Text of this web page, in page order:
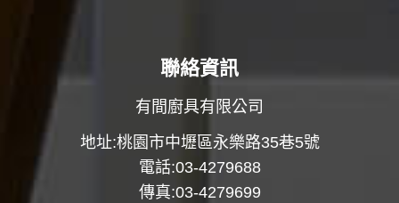
聯絡資訊
有間廚具有限公司
地址:桃園市中壢區永樂路35巷5號
電話:03-4279688
傳真:03-4279699